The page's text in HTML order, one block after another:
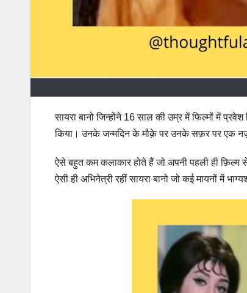
सायरा बानो जिन्होंने 16 साल की उम्र में फिल्मों में
किया। उनके जन्मदिन के मौक़े पर उनके सफ़र पर एक
ऐसे बहुत कम कलाकार होते हैं जो अपनी पहली ही
ऐसी ही अभिनेत्री रहीं सायरा बानो जो कई मायनों में